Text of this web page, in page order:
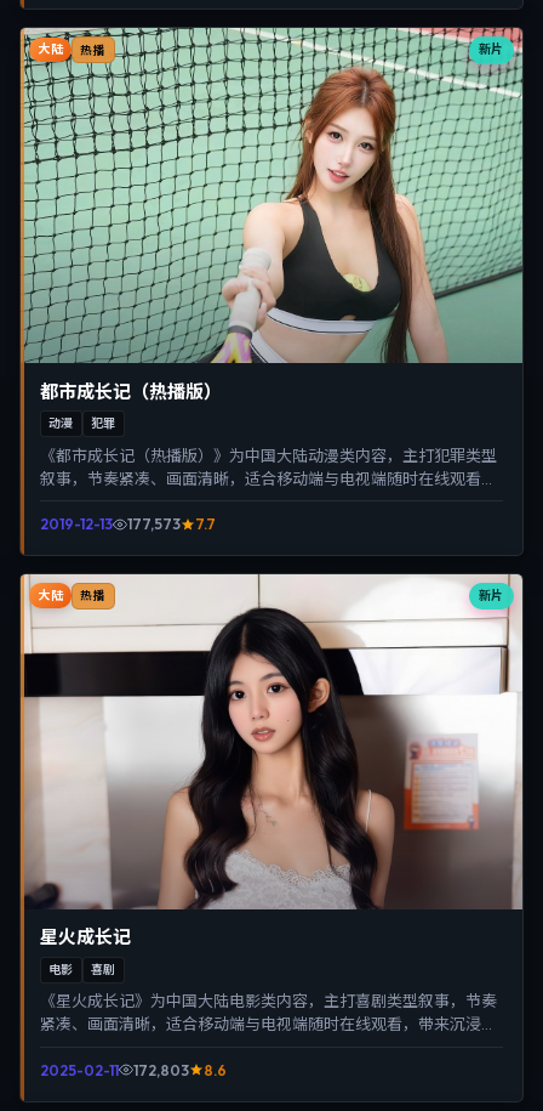
新片
大陆 热播
都市成长记（热播版）
动漫 犯罪
《都市成长记（热播版）》为中国大陆动漫类内容，主打犯罪类型
叙事，节奏紧凑、画面清晰，适合移动端与电视端随时在线观看，
2019-12-13 177,573 7.7
新片
大陆 热播
星火成长记
电影 喜剧
《星火成长记》为中国大陆电影类内容，主打喜剧类型叙事，节奏
紧凑、画面清晰，适合移动端与电视端随时在线观看，带来沉浸式
2025-02-11 172,803 8.6